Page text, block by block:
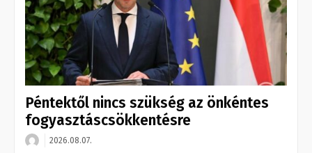
Péntektől nincs szükség az önkéntes
fogyasztáscsökkentésre
2026.08.07.